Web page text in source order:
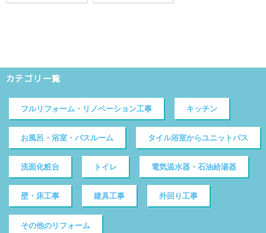
カテゴリ一覧
フルリフォーム・リノベーション工事 キッチン
お風呂・浴室・バスルーム タイル浴室からユニットバス
洗面化粧台 トイレ 電気温水器・石油給湯器
壁・床工事 建具工事 外回り工事
その他のリフォーム